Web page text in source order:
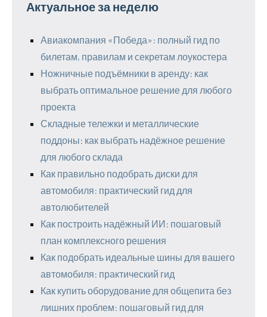
Актуальное за неделю
Авиакомпания «Победа»: полный гид по
билетам, правилам и секретам лоукостера
Ножничные подъёмники в аренду: как
выбрать оптимальное решение для любого
проекта
Складные тележки и металлические
поддоны: как выбрать надёжное решение
для любого склада
Как правильно подобрать диски для
автомобиля: практический гид для
автолюбителей
Как построить надёжный ИИ: пошаговый
план комплексного решения
Как подобрать идеальные шины для вашего
автомобиля: практический гид
Как купить оборудование для общепита без
лишних проблем: пошаговый гид для